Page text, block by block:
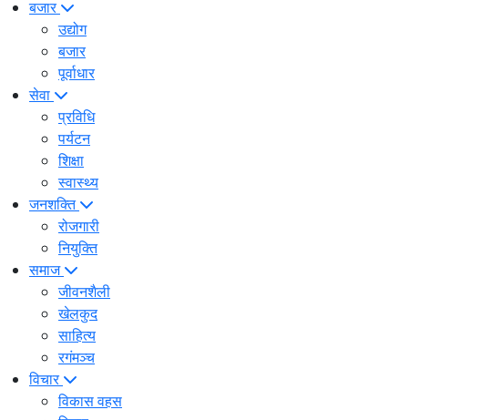
बजार
उद्योग
बजार
पूर्वाधार
सेवा
प्रविधि
पर्यटन
शिक्षा
स्वास्थ्य
जनशक्ति
रोजगारी
नियुक्ति
समाज
जीवनशैली
खेलकुद
साहित्य
रगंमञ्च
विचार
विकास वहस